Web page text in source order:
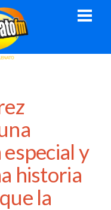
y
historia
la